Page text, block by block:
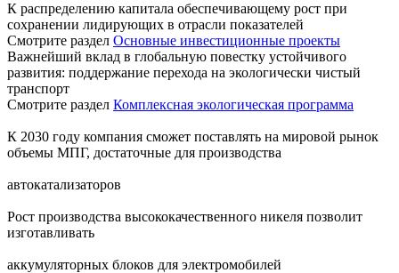
К распределению капитала обеспечивающему рост при
сохранении лидирующих в отрасли показателей
Смотрите раздел Основные инвестиционные проекты
Важнейший вклад в глобальную повестку устойчивого
развития: поддержание перехода на экологически чистый
транспорт
Смотрите раздел Комплексная экологическая программа
К 2030 году компания сможет поставлять на мировой рынок
объемы МПГ, достаточные для производства
автокатализаторов
Рост производства высококачественного никеля позволит
изготавливать
аккумуляторных блоков для электромобилей